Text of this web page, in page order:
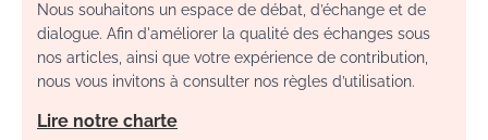
Nous souhaitons un espace de débat, d’échange et de
dialogue. Afin d'améliorer la qualité des échanges sous
nos articles, ainsi que votre expérience de contribution,
nous vous invitons à consulter nos règles d’utilisation.
Lire notre charte